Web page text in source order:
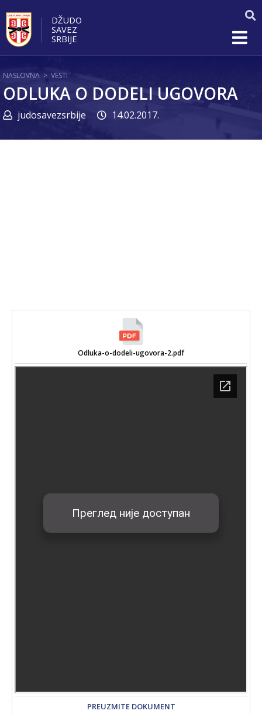
DŽUDO
SAVEZ
SRBIJE
NASLOVNA > VESTI
ODLUKA O DODELI UGOVORA
judosavezsrbije 14.02.2017.
Odluka-o-dodeli-ugovora-2.pdf
PREUZMITE DOKUMENT